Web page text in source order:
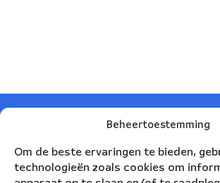
Beheertoestemming
Om de beste ervaringen te bieden,
technologieën zoals cookies om